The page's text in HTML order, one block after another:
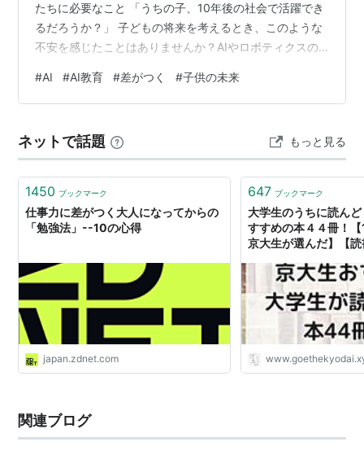
たちに必要なこと 「うちの子、10年後の社会で活躍でき
るだろうか？」 子どもの将来を考えるとき、このような
不安を感じたことはありませんか？AIやロボティクスの
います。ChatGPTの登場によって、知識労働の多くが自
動化される可能性が示され、「人間にしかできないこ
として、お子さんに「将来役立つスキル」を身につけさ
せたいと考えるのは自然なことです。しかし、従来の
「偏差値至上主義」「詰め…
#AI #AI教育 #差がつく #子供の未来
ネットで話題 もっと見る
1450 ブックマーク
仕事力に差がつく大人になってからの
「勉強法」--10の心得
japan.zdnet.com
647 ブックマーク
大学生のうちに読ん
すすめの本４４冊！
京大生が選んだ】【
関連ブログ